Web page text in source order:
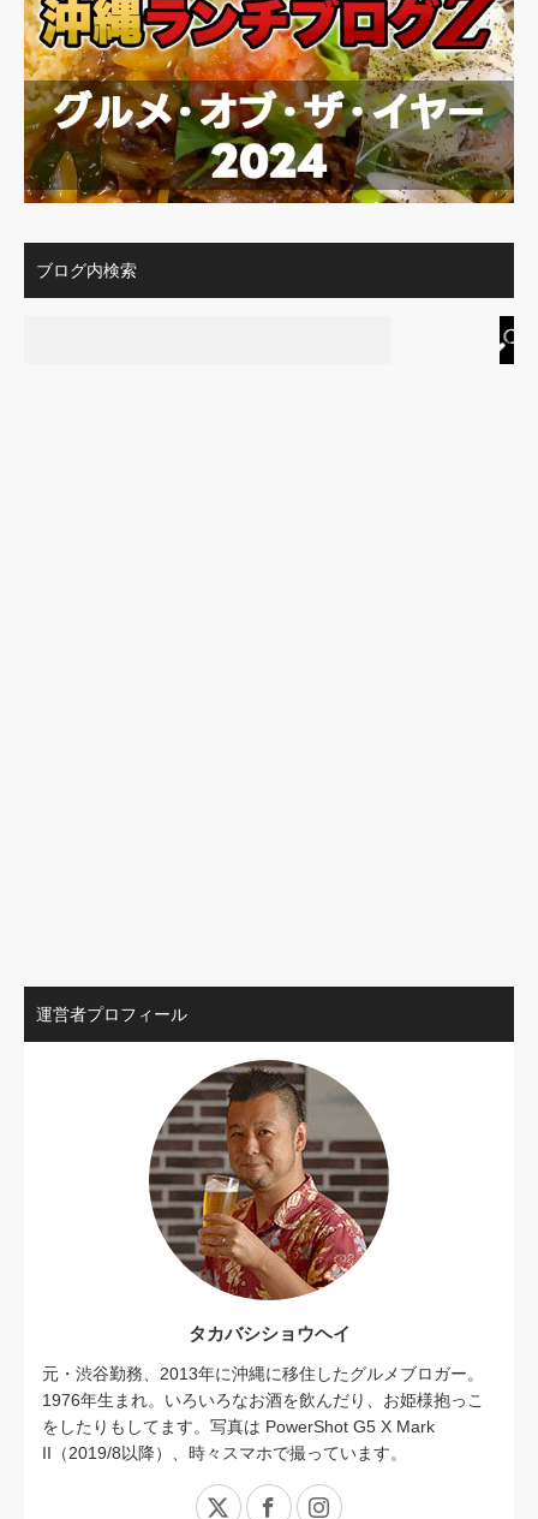
ブログ内検索
運営者プロフィール
タカバシショウヘイ
元・渋谷勤務、2013年に沖縄に移住したグルメブロガー。
1976年生まれ。いろいろなお酒を飲んだり、お姫様抱っこ
をしたりもしてます。写真は PowerShot G5 X Mark
II（2019/8以降）、時々スマホで撮っています。
X FacebookInstagram